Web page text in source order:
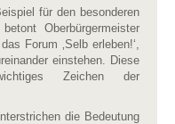
für den besonderen
Oberbürgermeister
Forum ‚Selb erleben!‘,
einstehen. Diese
Zeichen der
die Bedeutung